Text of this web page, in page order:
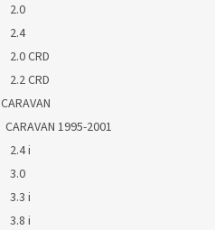
2.0
2.4
2.0 CRD
2.2 CRD
CARAVAN
CARAVAN 1995-2001
2.4 i
3.0
3.3 i
3.8 i